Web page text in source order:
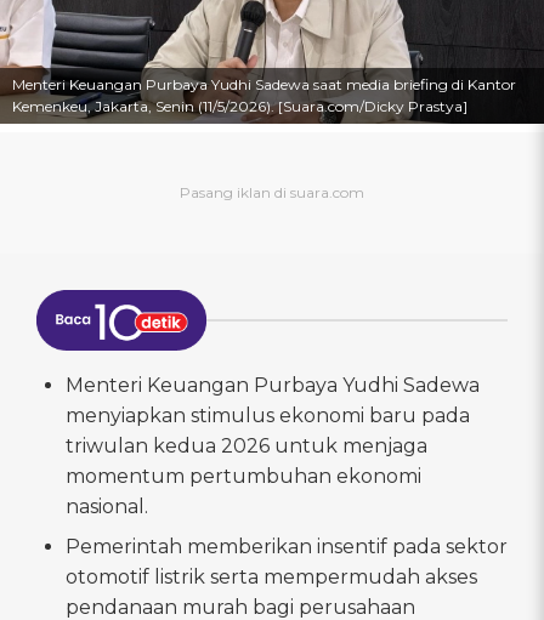
Menteri Keuangan Purbaya Yudhi Sadewa saat media briefing di Kantor
Kemenkeu, Jakarta, Senin (11/5/2026). [Suara.com/Dicky Prastya]
Menteri Keuangan Purbaya Yudhi Sadewa
menyiapkan stimulus ekonomi baru pada
triwulan kedua 2026 untuk menjaga
momentum pertumbuhan ekonomi
nasional.
Pemerintah memberikan insentif pada sektor
otomotif listrik serta mempermudah akses
pendanaan murah bagi perusahaan